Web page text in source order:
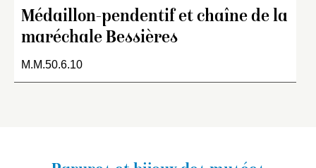
Médaillon-pendentif et chaîne de la
maréchale Bessières
M.M.50.6.10